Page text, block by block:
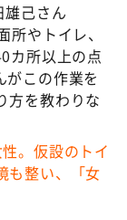
己さん
所やトイレ、
カ所以上の点
がこの作業を
方を教わりな
。仮設のトイ
も整い、「女